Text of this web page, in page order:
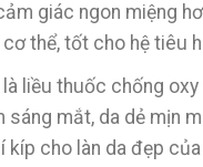
giác ngon miệng
thể, tốt cho hệ tiêu
là liều thuốc chống
sáng mắt, da dẻ mịn
kíp cho làn da đẹp